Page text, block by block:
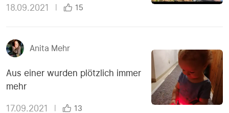
18.09.2021 15
Anita Mehr
Aus einer wurden plötzlich immer
mehr
17.09.2021 13